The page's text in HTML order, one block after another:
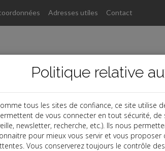
Adresses utiles Contact
Politique relative
tous les sites de confiance, ce site utilise
de vous connecter en tout sécurité, de
newsletter, recherche, etc.). Ils nous
pour mieux vous servir et vous proposer
Vous conserverez toujours le contrôle